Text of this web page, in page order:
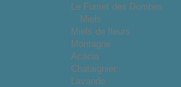
Le Fumet des Dombes
Miels
Miels de fleurs
Montagne
Acacia
Chataignier
Lavande